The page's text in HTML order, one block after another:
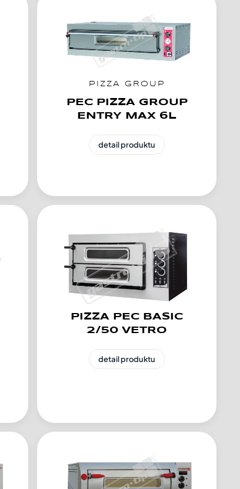
PIZZA GROUP
PEC PIZZA GROUP
ENTRY MAX 6L
detail produktu
PIZZA PEC BASIC
2/50 VETRO
detail produktu